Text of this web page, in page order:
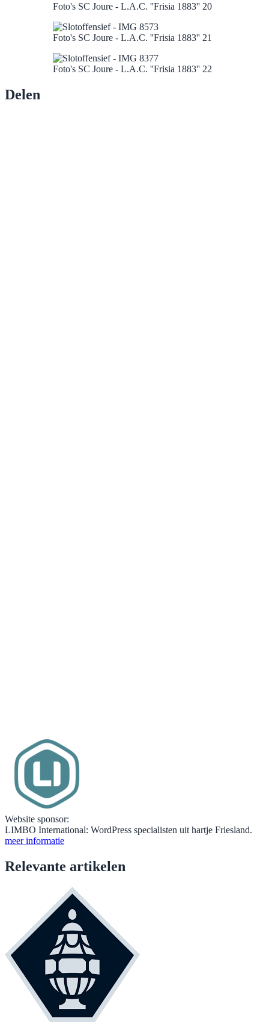
Foto's SC Joure - L.A.C. ''Frisia 1883'' 20
Foto's SC Joure - L.A.C. ''Frisia 1883'' 21
Foto's SC Joure - L.A.C. ''Frisia 1883'' 22
Delen
Website sponsor:
LIMBO International: WordPress specialisten uit hartje Friesland.
meer informatie
Relevante artikelen